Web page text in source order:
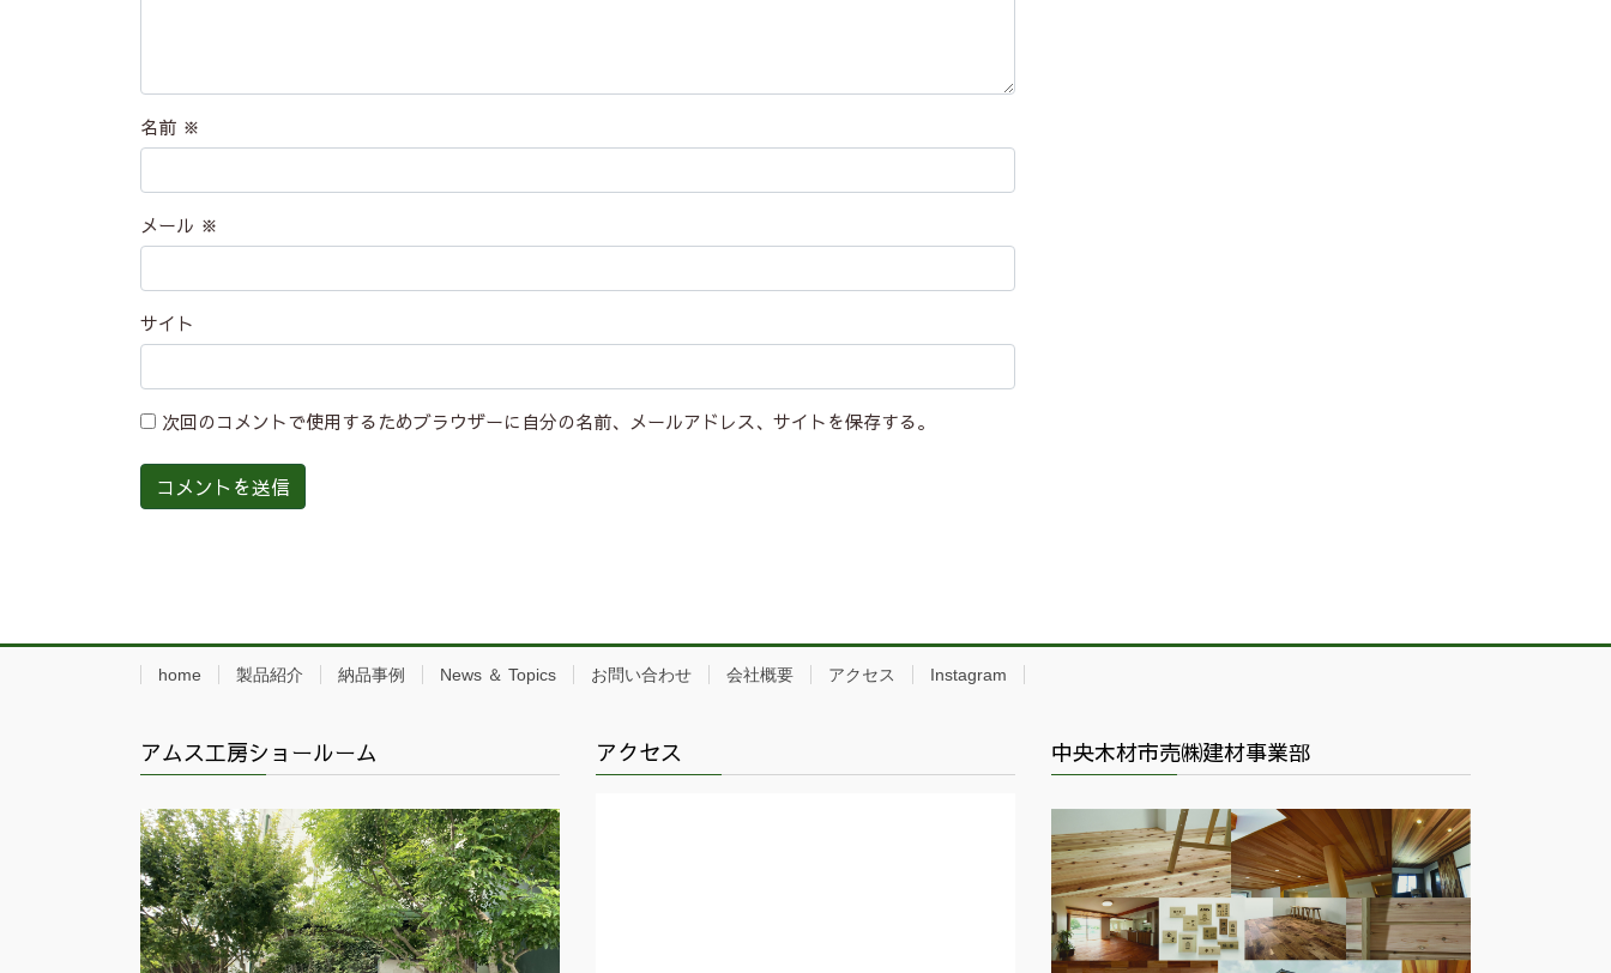
名前 ※
メール ※
サイト
次回のコメントで使用するためブラウザーに自分の名前、メールアドレス、サイトを保存する。
home 製品紹介 納品事例 News ＆ Topics お問い合わせ 会社概要 アクセス Instagram
アムス工房ショールーム アクセス 中央木材市売㈱建材事業部